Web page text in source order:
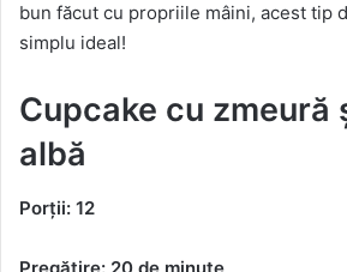
bun făcut cu propriile mâini, acest tip
simplu ideal!
Cupcake cu zmeură
albă
Porții: 12